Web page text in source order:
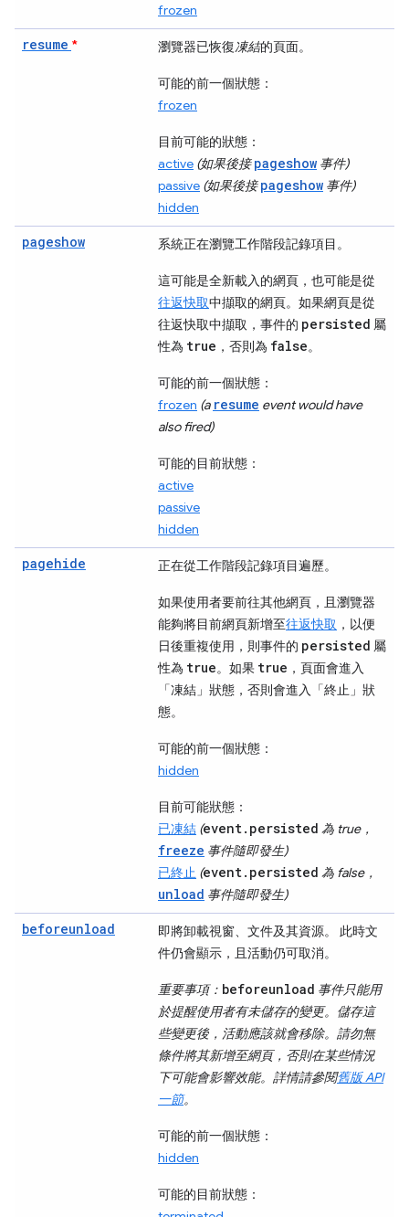
frozen
resume * 瀏覽器已恢復凍結的頁面。
可能的前一個狀態：
frozen
目前可能的狀態：
active (如果後接pageshow 事件)
passive (如果後接pageshow 事件)
hidden
pageshow 系統正在瀏覽工作階段記錄項目。
這可能是全新載入的網頁，也可能是從
往返快取中擷取的網頁。如果網頁是從
往返快取中擷取，事件的 persisted 屬
性為 true ，否則為 false。
可能的前一個狀態：
frozen (a resume event would have
also fired)
可能的目前狀態：
active
passive
hidden
pagehide 正在從工作階段記錄項目遍歷。
如果使用者要前往其他網頁，且瀏覽器
能夠將目前網頁新增至往返快取 ，以便
日後重複使用，則事件的 persisted 屬
性為 true。如果 true ，頁面會進入
「凍結」 狀態，否則會進入「終止」 狀
態。
可能的前一個狀態：
hidden
目前可能狀態：
已凍結 (event.persisted 為 true，
freeze 事件隨即發生)
已終止 (event.persisted 為 false，
unload 事件隨即發生)
beforeunload
即將卸載視窗、文件及其資源。 此時文
件仍會顯示，且活動仍可取消。
重要事項： beforeunload 事件只能用
於提醒使用者有未儲存的變更。儲存這
些變更後，活動應該就會移除。請勿無
條件將其新增至網頁，否則在某些情況
下可能會影響效能。詳情請參閱舊版 API
一節。
可能的前一個狀態：
hidden
可能的目前狀態：